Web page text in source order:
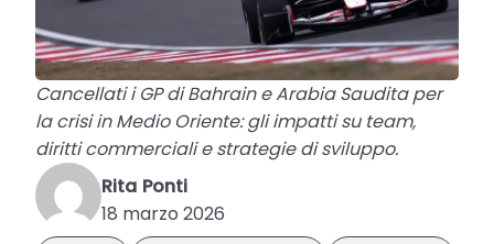
Cancellati i GP di Bahrain e Arabia Saudita per
la crisi in Medio Oriente: gli impatti su team,
diritti commerciali e strategie di sviluppo.
Rita Ponti
18 marzo 2026